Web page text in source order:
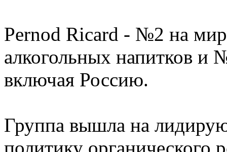
Pernod Ricard - №2 на
алкогольных напитков и
включая Россию.
Группа вышла на
политику органического